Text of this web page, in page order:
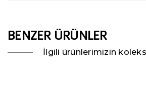
BENZER ÜRÜNLER
İlgili ürünlerimizin